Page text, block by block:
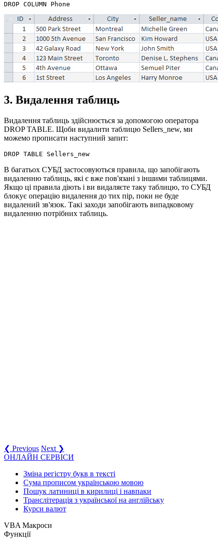
3. Видалення таблиць
Видалення таблиць здійснюється за допомогою оператора
DROP TABLE. Щоби видалити таблицю Sellers_new, ми
можемо прописати наступний запит:
В багатьох СУБД застосовуються правила, що запобігають
видаленню таблиць, які є вже пов'язані з іншими таблицями.
Якщо ці правила діють і ви видаляєте таку таблицю, то СУБД
блокує операцію видалення до тих пір, поки не буде
видалений зв'язок. Такі заходи запобігають випадковому
видаленню потрібних таблиць.
❮ Previous Next ❯
ОНЛАЙН СЕРВІСИ
Зміна регістру букв в тексті
Сума прописом українською мовою
Пошук латиниці в кирилиці і навпаки
Транслітерація з української на англійську
Курси валют
VBA Макроси
Функції